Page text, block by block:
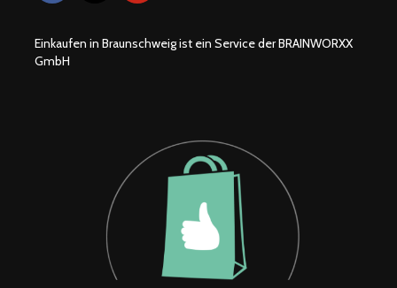
Einkaufen in Braunschweig ist ein Service der BRAINWORXX
GmbH